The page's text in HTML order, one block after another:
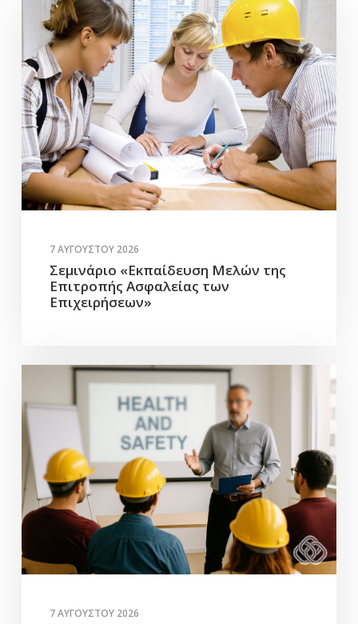
7 ΑΥΓΟΎΣΤΟΥ 2026
Σεμινάριο «Εκπαίδευση Μελών της
Επιτροπής Ασφαλείας των
Επιχειρήσεων»
7 ΑΥΓΟΎΣΤΟΥ 2026